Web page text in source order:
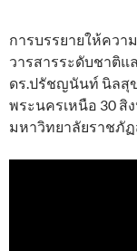
การบรรยายให้ควา
วารสารระดับชาติแ
ดร.ปรัชญนันท์ นิลสุ
พระนครเหนือ 30
มหาวิทยาลัยราชภั